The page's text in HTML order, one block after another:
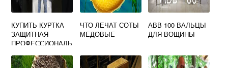
КУПИТЬ КУРТКА
ЗАЩИТНАЯ
ПРОФЕССИОНАЛЬ
XXXXL
ЧТО ЛЕЧАТ СОТЫ
МЕДОВЫЕ
АВВ 100 ВАЛЬЦЫ
ДЛЯ ВОЩИНЫ